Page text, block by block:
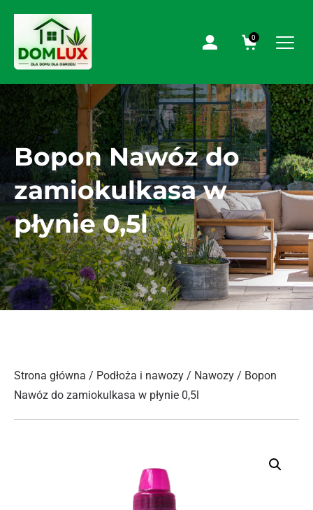
0
Bopon Nawóz do
zamiokulkasa w
płynie 0,5l
Strona główna / Podłoża i nawozy / Nawozy / Bopon
Nawóz do zamiokulkasa w płynie 0,5l